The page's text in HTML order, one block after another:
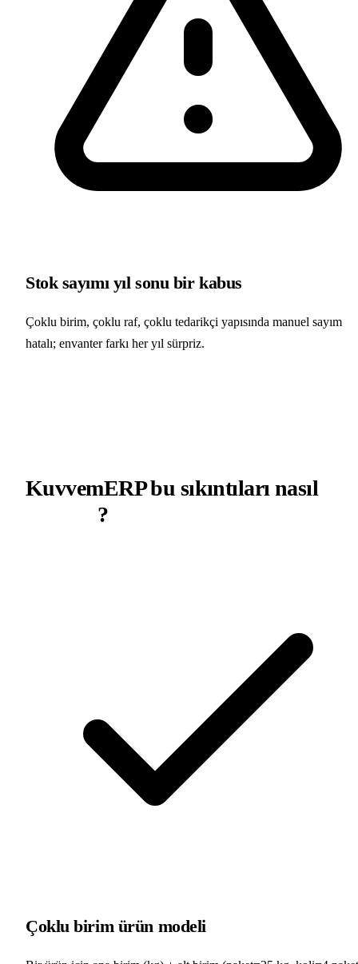
Stok sayımı yıl sonu bir kabus
Çoklu birim, çoklu raf, çoklu tedarikçi yapısında manuel sayım
hatalı; envanter farkı her yıl sürpriz.
KuvvemERP bu sıkıntıları nasıl
?
Çoklu birim ürün modeli